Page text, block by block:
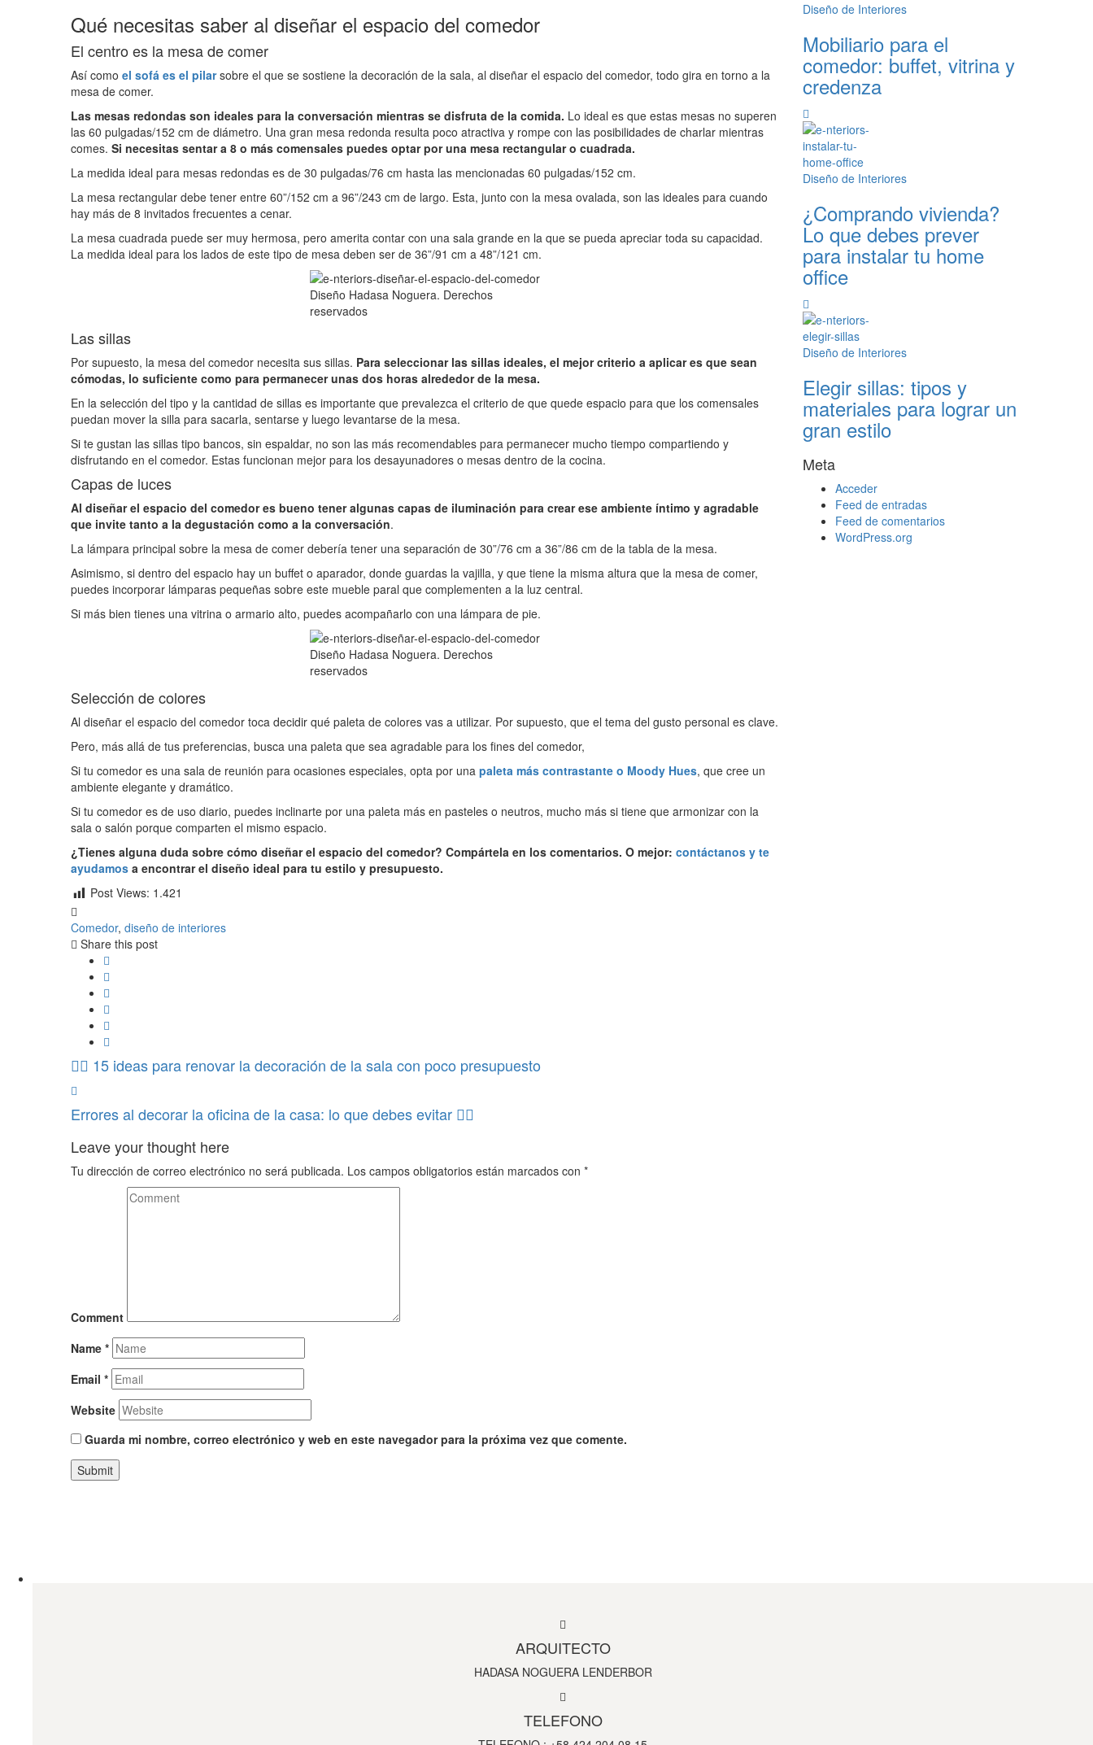
Qué necesitas saber al diseñar el espacio del comedor
El centro es la mesa de comer
Así como el sofá es el pilarsobre el que se sostiene la decoración de la sala, al diseñar el espacio del comedor, todo gira en torno a la
mesa de comer.
Las mesas redondas son ideales para la conversación mientras se disfruta de la comida. Lo ideal es que estas mesas no superen
las 60 pulgadas/152 cm de diámetro. Una gran mesa redonda resulta poco atractiva y rompe con las posibilidades de charlar mientras
comes. Si necesitas sentar a 8 o más comensales puedes optar por una mesa rectangular o cuadrada.
La medida ideal para mesas redondas es de 30 pulgadas/76 cm hasta las mencionadas 60 pulgadas/152 cm.
La mesa rectangular debe tener entre 60”/152 cm a 96”/243 cm de largo. Esta, junto con la mesa ovalada, son las ideales para cuando
hay más de 8 invitados frecuentes a cenar.
La mesa cuadrada puede ser muy hermosa, pero amerita contar con una sala grande en la que se pueda apreciar toda su capacidad.
La medida ideal para los lados de este tipo de mesa deben ser de 36”/91 cm a 48”/121 cm.
Diseño Hadasa Noguera. Derechos
reservados
Las sillas
Por supuesto, la mesa del comedor necesita sus sillas. Para seleccionar las sillas ideales, el mejor criterio a aplicar es que sean
cómodas, lo suficiente como para permanecer unas dos horas alrededor de la mesa.
En la selección del tipo y la cantidad de sillas es importante que prevalezca el criterio de que quede espacio para que los comensales
puedan mover la silla para sacarla, sentarse y luego levantarse de la mesa.
Si te gustan las sillas tipo bancos, sin espaldar, no son las más recomendables para permanecer mucho tiempo compartiendo y
disfrutando en el comedor. Estas funcionan mejor para los desayunadores o mesas dentro de la cocina.
Capas de luces
Al diseñar el espacio del comedor es bueno tener algunas capas de iluminación para crear ese ambiente íntimo y agradable
que invite tanto a la degustación como a la conversación.
La lámpara principal sobre la mesa de comer debería tener una separación de 30”/76 cm a 36”/86 cm de la tabla de la mesa.
Asimismo, si dentro del espacio hay un buffet o aparador, donde guardas la vajilla, y que tiene la misma altura que la mesa de comer,
puedes incorporar lámparas pequeñas sobre este mueble paral que complementen a la luz central.
Si más bien tienes una vitrina o armario alto, puedes acompañarlo con una lámpara de pie.
Diseño Hadasa Noguera. Derechos
reservados
Selección de colores
Al diseñar el espacio del comedor toca decidir qué paleta de colores vas a utilizar. Por supuesto, que el tema del gusto personal es clave.
Pero, más allá de tus preferencias, busca una paleta que sea agradable para los fines del comedor,
Si tu comedor es una sala de reunión para ocasiones especiales, opta por una paleta más contrastante o Moody Hues, que cree un
ambiente elegante y dramático.
Si tu comedor es de uso diario, puedes inclinarte por una paleta más en pasteles o neutros, mucho más si tiene que armonizar con la
sala o salón porque comparten el mismo espacio.
¿Tienes alguna duda sobre cómo diseñar el espacio del comedor? Compártela en los comentarios. O mejor: contáctanos y te
ayudamos a encontrar el diseño ideal para tu estilo y presupuesto.
Post Views: 1.421
Comedor, diseño de interiores
Share this post
15 ideas para renovar la decoración de la sala con poco presupuesto
Errores al decorar la oficina de la casa: lo que debes evitar
Leave your thought here
Tu dirección de correo electrónico no será publicada. Los campos obligatorios están marcados con *
Comment
Name *
Email *
Website
Guarda mi nombre, correo electrónico y web en este navegador para la próxima vez que comente.
Diseño de Interiores
Mobiliario para el
comedor: buffet, vitrina y
credenza
Diseño de Interiores
¿Comprando vivienda?
Lo que debes prever
para instalar tu home
office
Diseño de Interiores
Elegir sillas: tipos y
materiales para lograr un
gran estilo
Meta
Acceder
Feed de entradas
Feed de comentarios
WordPress.org
ARQUITECTO
HADASA NOGUERA LENDERBOR
TELEFONO